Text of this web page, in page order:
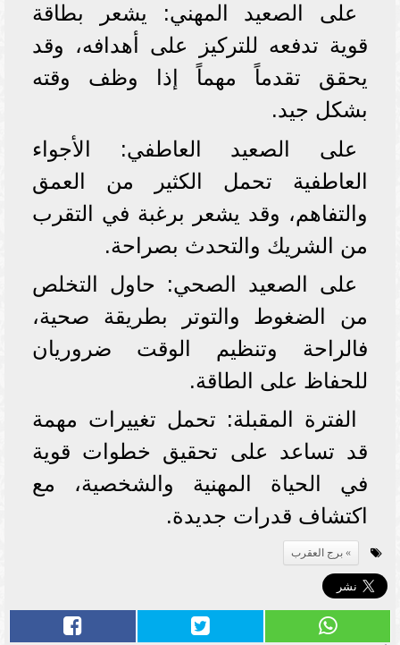
على الصعيد المهني: يشعر بطاقة
قوية تدفعه للتركيز على أهدافه، وقد
يحقق تقدماً مهماً إذا وظف وقته
بشكل جيد.
على الصعيد العاطفي: الأجواء
العاطفية تحمل الكثير من العمق
والتفاهم، وقد يشعر برغبة في التقرب
من الشريك والتحدث بصراحة.
على الصعيد الصحي: حاول التخلص
من الضغوط والتوتر بطريقة صحية،
فالراحة وتنظيم الوقت ضروريان
للحفاظ على الطاقة.
الفترة المقبلة: تحمل تغييرات مهمة
قد تساعد على تحقيق خطوات قوية
في الحياة المهنية والشخصية، مع
اكتشاف قدرات جديدة.
برج العقرب